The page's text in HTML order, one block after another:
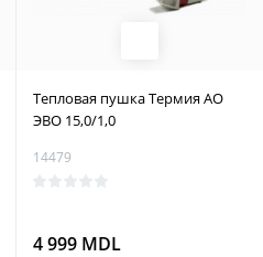
Тепловая пушка Термия АО
ЭВО 15,0/1,0
14479
4 999 MDL